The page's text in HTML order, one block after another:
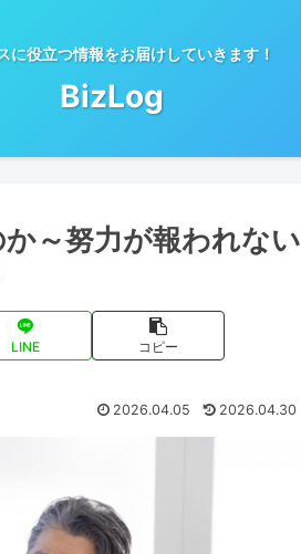
に役立つ情報をお届けしていきます！
BizLog
～努力が報われない
LINE コピー
2026.04.05 2026.04.30